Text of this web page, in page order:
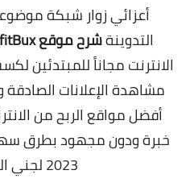
أعزائي زوار شبكة
التدوينةشرح موقع EverProfitBux
الانترنت مجاناً للمبتدئين
مشاهدة الإعلانات
أفضل مواقع الربح من
2023 لجني المال مجاناً